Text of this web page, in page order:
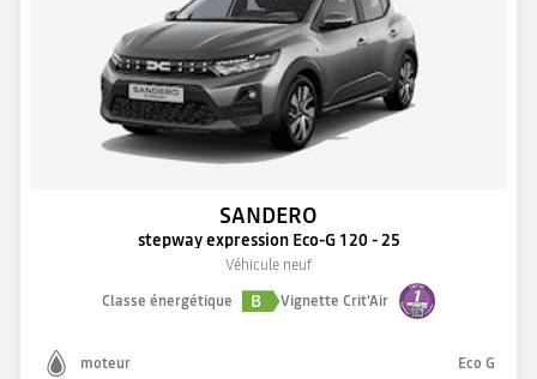
SANDERO
stepway expression Eco-G 120 - 25
Véhicule neuf
Classe énergétique
B Vignette Crit'Air
moteur Eco G